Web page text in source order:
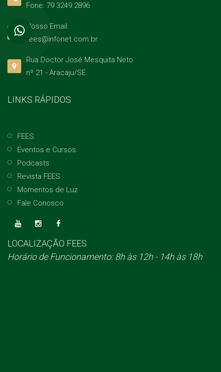
Fone: 79 3249.2896
Nosso Email:
fees@infonet.com.br
Rua Doctor José Mesquita Neto
nº 21 - Aracaju/SE
LINKS RÁPIDOS
FEES
Eventos e Cursos
Podcasts
Revista FEES
Momentos de Luz
Fale Conosco
LOCALIZAÇÃO FEES
Horário de Funcionamento:8h às 12h - 14h às 18h